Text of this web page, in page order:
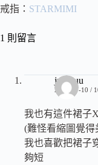
戒指： STARMIMI
1 則留言
juiyuuu
2016-07-10 /
我也有這件裙子
(難怪看縮圖覺得
我也喜歡把裙子
夠短